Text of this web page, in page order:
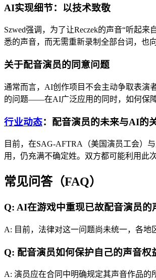
AI实现细节：以技术致敬
Szwed强调，为了让Reczek的声音“听起
悉的声音，而无需重新录制全部台词，也
关于配音演员的同意问题
通常而言，AI创作项目不会主动争取表演
的问题——在AI广泛应用的同时，如何保障
行业动态：配音演员的未来与AI的
目前，在SAG-AFTRA（美国演员工会）
用，仍充满不确定姓。双方都可能利用此
常见问答（FAQ）
Q: AI在游戏中重现已故配音演员的
A: 目前，法律对这一问题尚未统一，各地
Q: 配音演员如何保护自己的声音权
A: 演员应在合同中明确规定其声音作品的